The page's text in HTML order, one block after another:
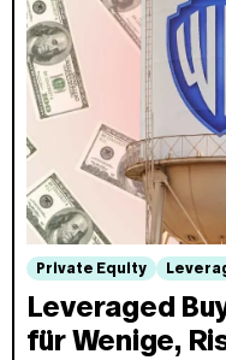
Private Equity
Leveraged
für Wenige,